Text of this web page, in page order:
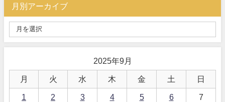
月別アーカイブ
2025年9月
月 火 水 木 金 土 日
1 2 3 4 5 6 7